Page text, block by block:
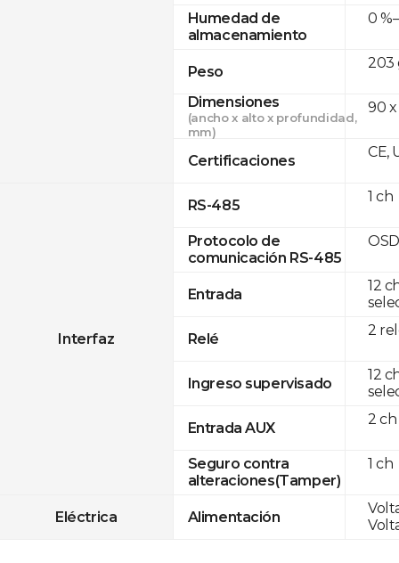
Humedad de
almacenamiento
Peso
Dimensiones
(ancho x alto x profundidad,
mm)
Certificaciones
Interfaz
RS-485
Protocolo de
comunicación RS-485
Entrada
Relé
Ingreso supervisado
Entrada AUX
Seguro contra
alteraciones(Tamper)
Eléctrica Alimentación
0
203
90 x
CE,
1 ch
12
2
12
2 ch
1 ch